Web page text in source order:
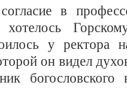
в
хотелось
у ректора
он видел
богословского